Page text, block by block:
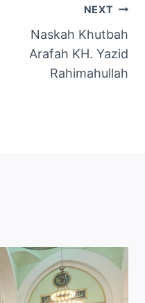
NEXT
Naskah Khutbah
Arafah KH. Yazid
Rahimahullah